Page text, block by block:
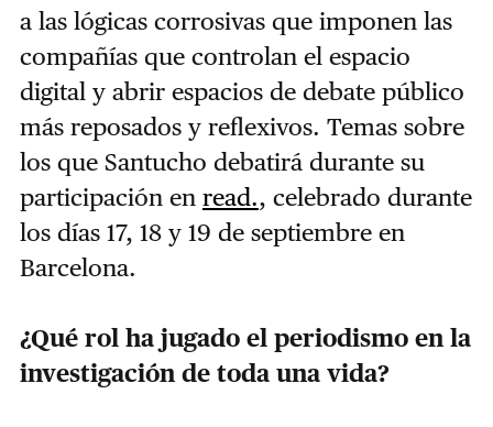
a las lógicas corrosivas que imponen las
compañías que controlan el espacio
digital y abrir espacios de debate público
más reposados y reflexivos. Temas sobre
los que Santucho debatirá durante su
participación en read., celebrado durante
los días 17, 18 y 19 de septiembre en
Barcelona.
¿Qué rol ha jugado el periodismo en la
investigación de toda una vida?